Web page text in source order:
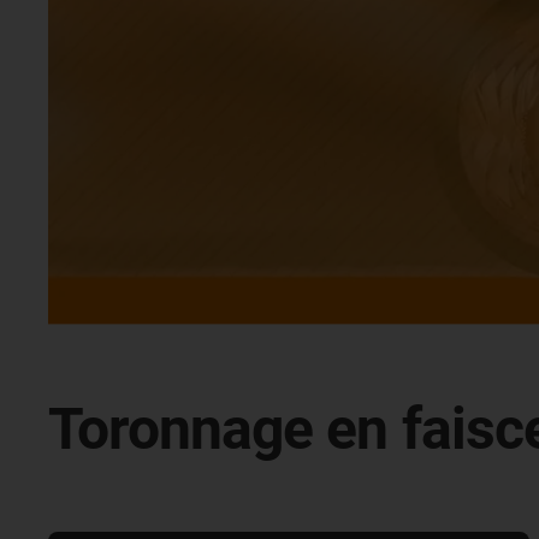
Toronnage en